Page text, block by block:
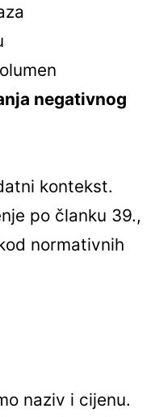
negativnog
kontekst.
po članku 39.,
normativnih
naziv i cijenu.